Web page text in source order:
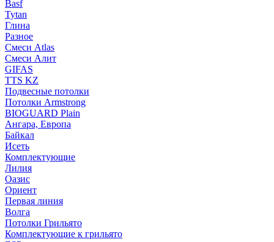
Basf
Tytan
Глина
Разное
Смеси Atlas
Смеси Алит
GIFAS
TTS KZ
Подвесные потолки
Потолки Armstrong
BIOGUARD Plain
Ангара, Европа
Байкал
Исеть
Комплектующие
Лилия
Оазис
Ориент
Первая линия
Волга
Потолки Грильято
Комплектующие к грильято